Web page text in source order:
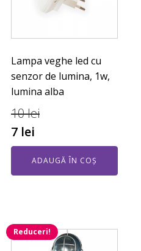
Lampa veghe led cu
senzor de lumina, 1w,
lumina alba
10lei
7 lei
ADAUGĂ ÎN COȘ
Reduceri!